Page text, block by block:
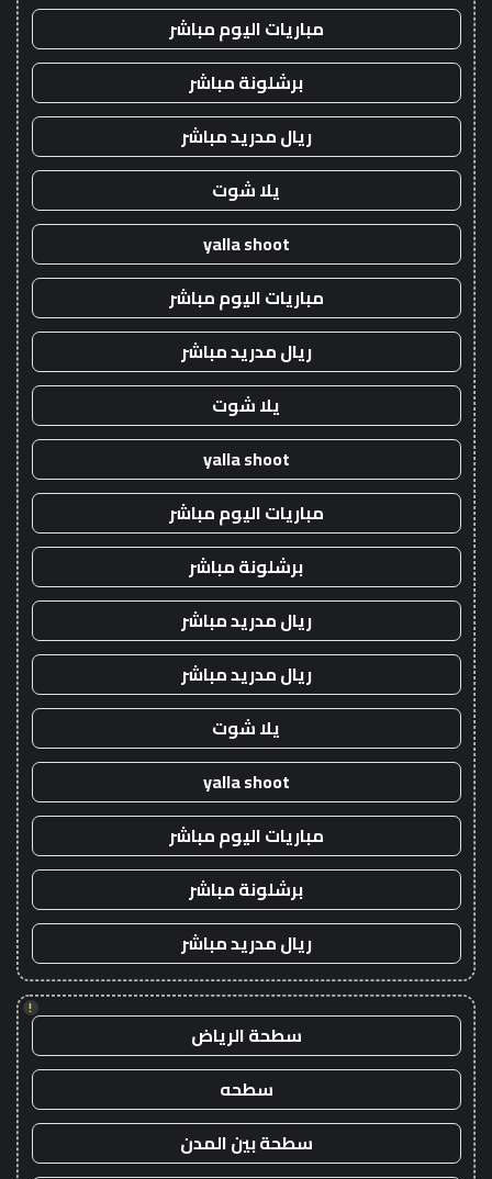
مباريات اليوم مباشر
برشلونة مباشر
ريال مدريد مباشر
يلا شوت
yalla shoot
مباريات اليوم مباشر
ريال مدريد مباشر
يلا شوت
yalla shoot
مباريات اليوم مباشر
برشلونة مباشر
ريال مدريد مباشر
ريال مدريد مباشر
يلا شوت
yalla shoot
مباريات اليوم مباشر
برشلونة مباشر
ريال مدريد مباشر
!
سطحة الرياض
سطحه
سطحة بين المدن